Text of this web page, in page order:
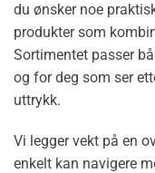
du ønsker noe
produkter som
Sortimentet passer
og for deg som ser
uttrykk.
Vi legger vekt på en
enkelt kan navigere